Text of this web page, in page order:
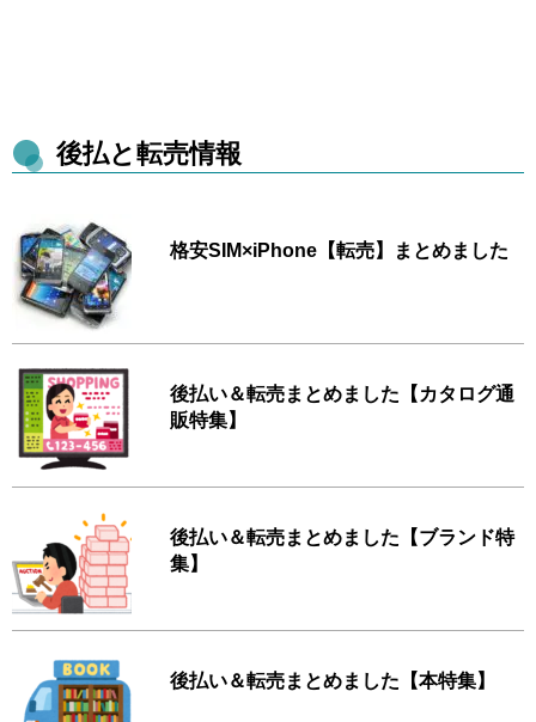
後払と転売情報
格安SIM×iPhone【転売】まとめました
後払い＆転売まとめました【カタログ通
販特集】
後払い＆転売まとめました【ブランド特
集】
後払い＆転売まとめました【本特集】